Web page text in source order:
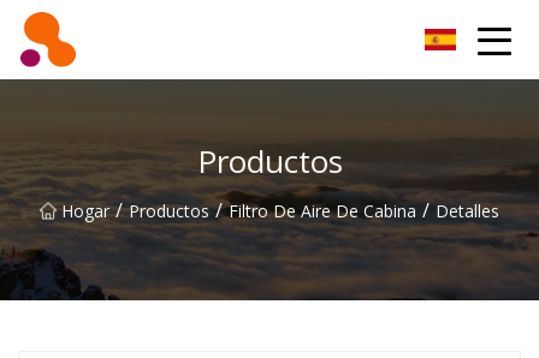
Productos
Hogar / Productos / Filtro De Aire De Cabina / Detalles